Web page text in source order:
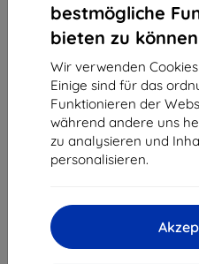
bestmögliche
bieten zu
Wir verwenden
Einige sind für das
Funktionieren der
während andere uns
zu analysieren und
personalisieren.
3mk Silky Matt Privacy
Phone 6
Geeignet für: Asus ROG
13,41 €
ohne MWSt